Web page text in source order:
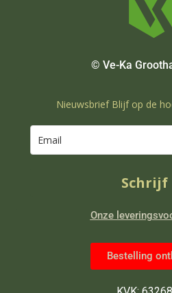
© Ve-Ka
Nieuwsbrief Blijf op de
Schrijf
Onze
Bestelling